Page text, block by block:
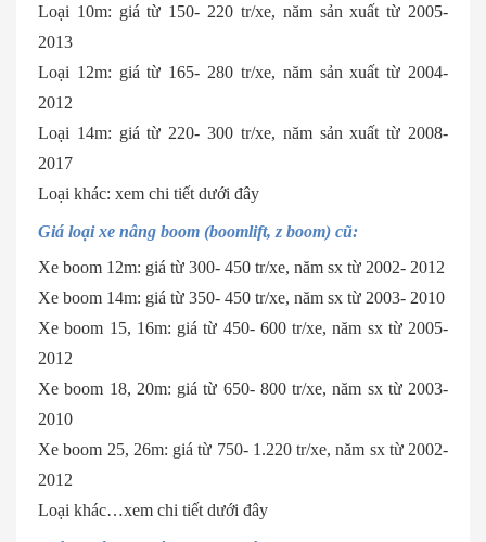
Loại 10m: giá từ 150- 220 tr/xe, năm sản xuất từ 2005-
2013
Loại 12m: giá từ 165- 280 tr/xe, năm sản xuất từ 2004-
2012
Loại 14m: giá từ 220- 300 tr/xe, năm sản xuất từ 2008-
2017
Loại khác: xem chi tiết dưới đây
Giá loại xe nâng boom (boomlift, z boom) cũ:
Xe boom 12m: giá từ 300- 450 tr/xe, năm sx từ 2002- 2012
Xe boom 14m: giá từ 350- 450 tr/xe, năm sx từ 2003- 2010
Xe boom 15, 16m: giá từ 450- 600 tr/xe, năm sx từ 2005-
2012
Xe boom 18, 20m: giá từ 650- 800 tr/xe, năm sx từ 2003-
2010
Xe boom 25, 26m: giá từ 750- 1.220 tr/xe, năm sx từ 2002-
2012
Loại khác…xem chi tiết dưới đây